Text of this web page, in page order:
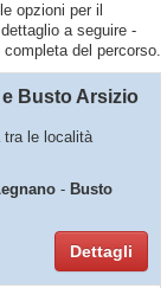
opzioni per il
a seguire -
del percorso.
e Busto Arsizio
tra le località
- Busto
Dettagli